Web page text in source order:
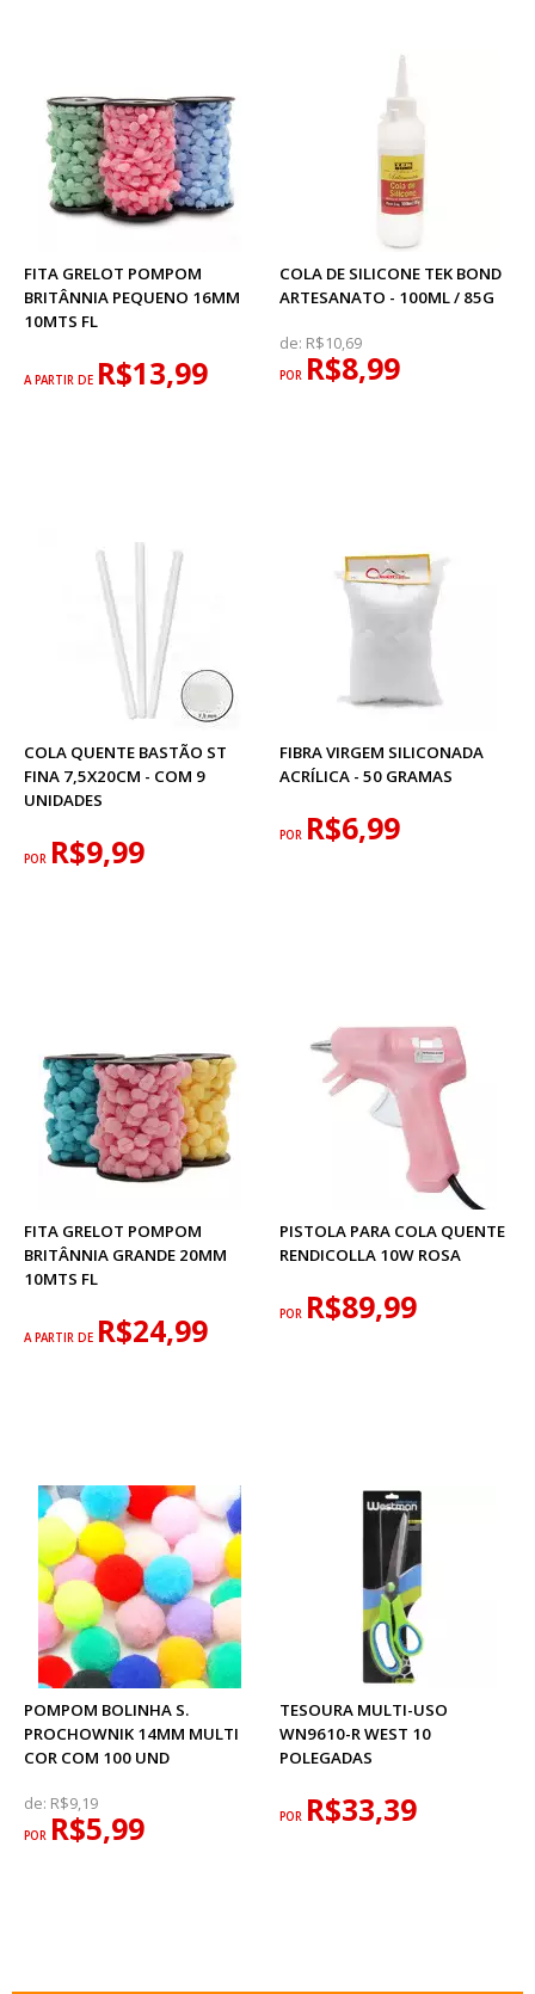
FITA GRELOT POMPOM
BRITÂNNIA PEQUENO 16MM
10MTS FL
A PARTIR DE R$13,99
COLA DE SILICONE TEK BOND
ARTESANATO - 100ML / 85G
de: R$10,69
POR R$8,99
COLA QUENTE BASTÃO ST
FINA 7,5X20CM - COM 9
UNIDADES
POR R$9,99
FIBRA VIRGEM SILICONADA
ACRÍLICA - 50 GRAMAS
POR R$6,99
FITA GRELOT POMPOM
BRITÂNNIA GRANDE 20MM
10MTS FL
A PARTIR DE R$24,99
PISTOLA PARA COLA QUENTE
RENDICOLLA 10W ROSA
POR R$89,99
POMPOM BOLINHA S.
PROCHOWNIK 14MM MULTI
COR COM 100 UND
de: R$9,19
POR R$5,99
TESOURA MULTI-USO
WN9610-R WEST 10
POLEGADAS
POR R$33,39